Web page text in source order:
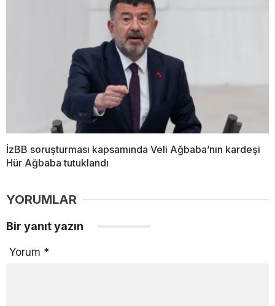
İzBB soruşturması kapsamında Veli Ağbaba’nın kardeşi
Hür Ağbaba tutuklandı
YORUMLAR
Bir yanıt yazın
Yorum *